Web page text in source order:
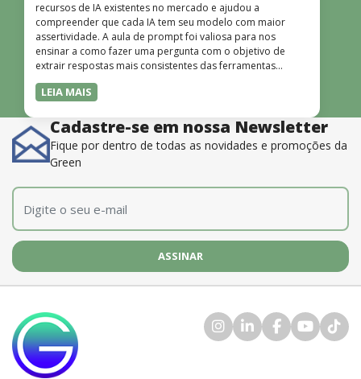
recursos de IA existentes no mercado e ajudou a
compreender que cada IA tem seu modelo com maior
assertividade. A aula de prompt foi valiosa para nos
ensinar a como fazer uma pergunta com o objetivo de
extrair respostas mais consistentes das ferramentas
disponíveis. O instrutor também é muito bom, além de
dominar o conteúdo, possui uma didática que incentiva o
LEIA MAIS
Cadastre-se em nossa Newsletter
Fique por dentro de todas as novidades e promoções da
Green
E-mail